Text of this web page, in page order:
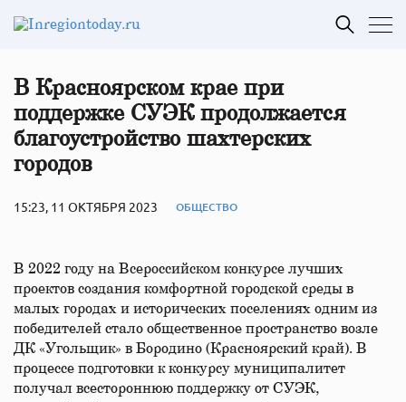
В Красноярском крае при
поддержке СУЭК продолжается
благоустройство шахтерских
городов
15:23, 11 ОКТЯБРЯ 2023 ОБЩЕСТВО
В 2022 году на Всероссийском конкурсе лучших
проектов создания комфортной городской среды в
малых городах и исторических поселениях одним из
победителей стало общественное пространство возле
ДК «Угольщик» в Бородино (Красноярский край). В
процессе подготовки к конкурсу муниципалитет
получал всестороннюю поддержку от СУЭК,